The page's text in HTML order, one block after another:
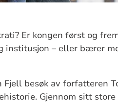
Er kongen først og
institusjon – eller bærer
besøk av forfatteren
Gjennom sitt